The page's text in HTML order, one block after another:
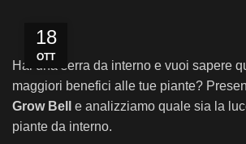
18
OTT
Hai una serra da interno e vuoi sapere
maggiori benefici alle tue piante?
Grow Bell
e analizziamo quale sia la
piante da interno.